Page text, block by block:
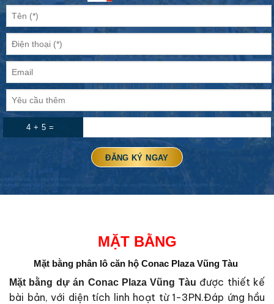
4 + 5 =
MẶT BẰNG
Mặt bằng phân lô căn hộ Conac Plaza Vũng Tàu
Mặt bằng dự án Conac Plaza Vũng Tàu được thiết kế
bài bản, với diện tích linh hoạt từ 1-3PN.Đáp ứng hầu